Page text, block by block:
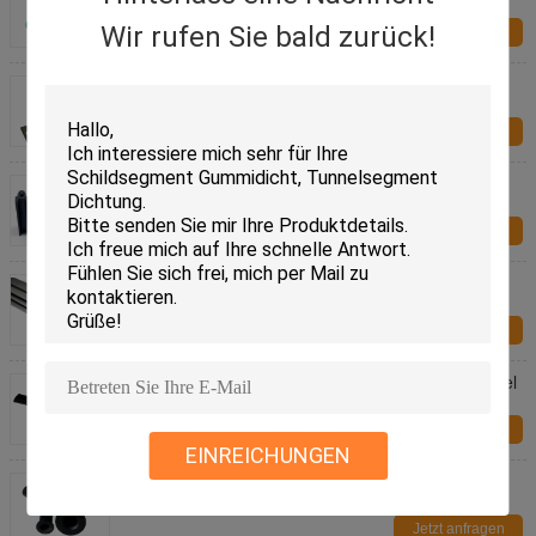
Wir rufen Sie bald zurück!
EINREICHUNGEN
Jetzt anfragen
Teile aus EPDM-Kautschuk Eisenbahnfahrzeuge
Teile aus Kautschuk Feuerdichte aus Kautschuk
Teile aus Silikon-Gummi für Schienenfahrzeuge
Eisenbahnfahrzeug Kautschukteile Kautschukwinkel
feuerfest
Teile aus Gummiguss für Schienenfahrzeuge
Jetzt anfragen